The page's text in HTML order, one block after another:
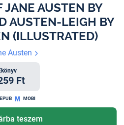
JANE AUSTEN BY
AUSTEN-LEIGH BY
(ILLUSTRATED)
Austen
Ft
EPUB MOBI
teszem